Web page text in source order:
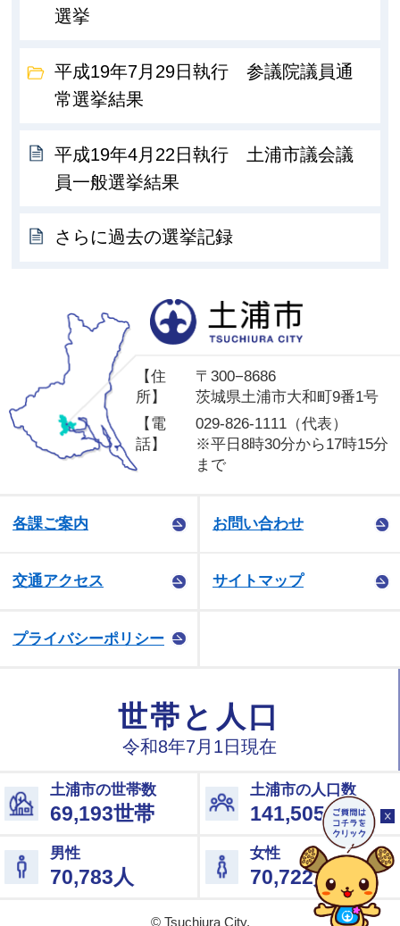
選挙
平成19年7月29日執行 参議院議員通
常選挙結果
平成19年4月22日執行 土浦市議会議
員一般選挙結果
さらに過去の選挙記録
【住
所】
〒300−8686
茨城県土浦市大和町9番1号
【電
話】
029-826-1111（代表）
※平日8時30分から17時15分
まで
各課ご案内 お問い合わせ
交通アクセス サイトマップ
プライバシーポリシー
© Tsuchiura City.